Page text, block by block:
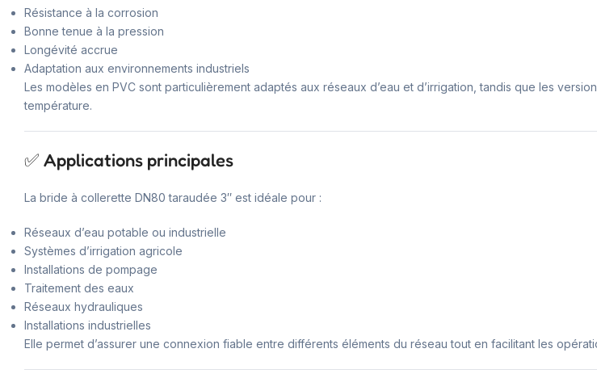
Résistance à la corrosion
Bonne tenue à la pression
Longévité accrue
Adaptation aux environnements industriels
Les modèles en PVC sont particulièrement adaptés aux réseaux d’eau et d’irrigation, tandis que les
température.
✅ Applications principales
La bride à collerette DN80 taraudée 3″ est idéale pour :
Réseaux d’eau potable ou industrielle
Systèmes d’irrigation agricole
Installations de pompage
Traitement des eaux
Réseaux hydrauliques
Installations industrielles
Elle permet d’assurer une connexion fiable entre différents éléments du réseau tout en facilitant les